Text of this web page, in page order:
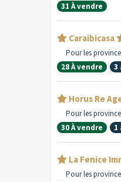
31 À vendre
Caraibicasa
Pour les
28 À vendre
3
Horus Re
Pour les
30 À vendre
1
La Fenice
Pour les